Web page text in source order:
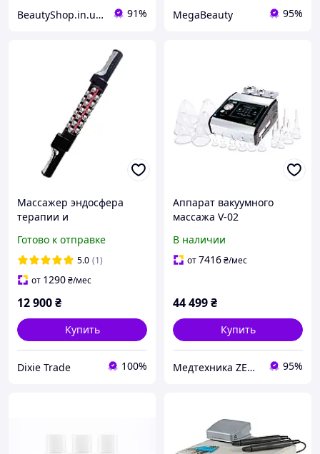
BeautyShop.in.ua - Интернет-магазин по продаже материалов красоты, Телеграм @Beautyshopinua 91% MegaBeauty 95%
Массажер эндосфера
терапии и
микровибрации с
фотодинамической
терапией
Готово к отправке
5.0 (1)
от 1290₴/мес
12 900₴
Купить
Dixie Trade 100%
Аппарат вакуумного
массажа V-02
В наличии
от7416₴/мес
44 499₴
Купить
Медтехника ZENET 95%